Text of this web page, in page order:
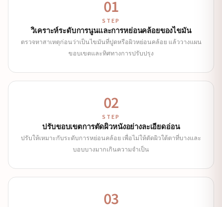
01
STEP
วิเคราะห์ระดับการนูนและการหย่อนคล้อยของไขมัน
ตรวจหาสาเหตุก่อนว่าเป็นไขมันที่ปูดหรือผิวหย่อนคล้อย แล้ววางแผน
ขอบเขตและทิศทางการปรับปรุง
02
STEP
ปรับขอบเขตการตัดผิวหนังอย่างละเอียดอ่อน
ปรับให้เหมาะกับระดับการหย่อนคล้อย เพื่อไม่ให้ตัดผิวใต้ตาที่บางและ
บอบบางมากเกินความจำเป็น
03